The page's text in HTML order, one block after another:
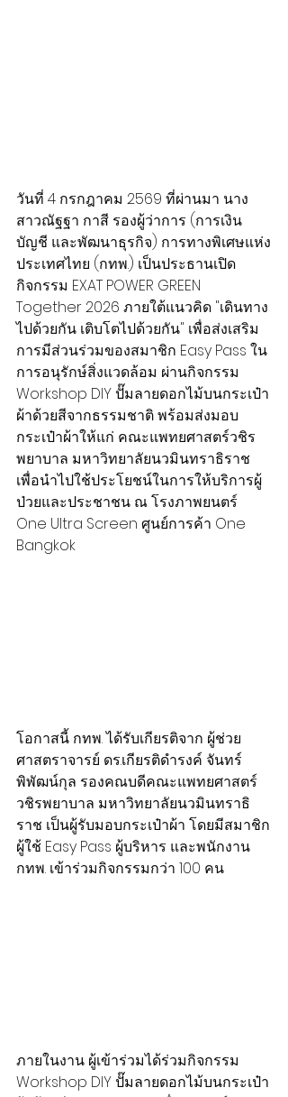
วันที่ 4 กรกฎาคม 2569 ที่ผ่านมา นาง
สาวณัฐฐา กาสี รองผู้ว่าการ (การเงิน
บัญชี และพัฒนาธุรกิจ) การทางพิเศษแห่ง
ประเทศไทย (กทพ.) เป็นประธานเปิด
กิจกรรม EXAT POWER GREEN
Together 2026 ภายใต้แนวคิด "เดินทาง
ไปด้วยกัน เติบโตไปด้วยกัน" เพื่อส่งเสริม
การมีส่วนร่วมของสมาชิก Easy Pass ใน
การอนุรักษ์สิ่งแวดล้อม ผ่านกิจกรรม
Workshop DIY ปั๊มลายดอกไม้บนกระเป๋า
ผ้าด้วยสีจากธรรมชาติ พร้อมส่งมอบ
กระเป๋าผ้าให้แก่ คณะแพทยศาสตร์วชิร
พยาบาล มหาวิทยาลัยนวมินทราธิราช
เพื่อนำไปใช้ประโยชน์ในการให้บริการผู้
ป่วยและประชาชน ณ โรงภาพยนตร์
One Ultra Screen ศูนย์การค้า One
Bangkok
โอกาสนี้ กทพ. ได้รับเกียรติจาก ผู้ช่วย
ศาสตราจารย์ ดร.เกียรติดำรงค์ จันทร์
พิพัฒน์กุล รองคณบดีคณะแพทยศาสตร์
วชิรพยาบาล มหาวิทยาลัยนวมินทราธิ
ราช เป็นผู้รับมอบกระเป๋าผ้า โดยมีสมาชิก
ผู้ใช้ Easy Pass ผู้บริหาร และพนักงาน
กทพ. เข้าร่วมกิจกรรมกว่า 100 คน
ภายในงาน ผู้เข้าร่วมได้ร่วมกิจกรรม
Workshop DIY ปั๊มลายดอกไม้บนกระเป๋า